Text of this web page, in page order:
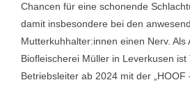
Chancen für eine schonende
damit insbesondere bei den
Mutterkuhhalter:innen einen Nerv. Als
Biofleischerei Müller in Leverkusen
Betriebsleiter ab 2024 mit der